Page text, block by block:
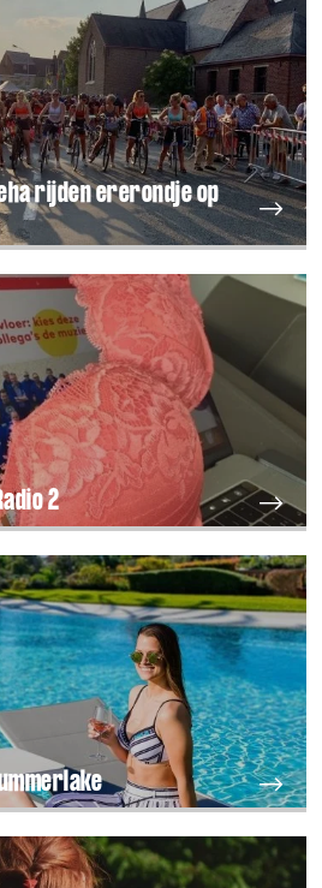
rijden ererondje op
2